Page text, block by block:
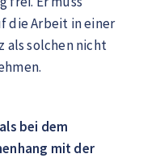
die Arbeit in einer
als solchen nicht
bei dem
mit der